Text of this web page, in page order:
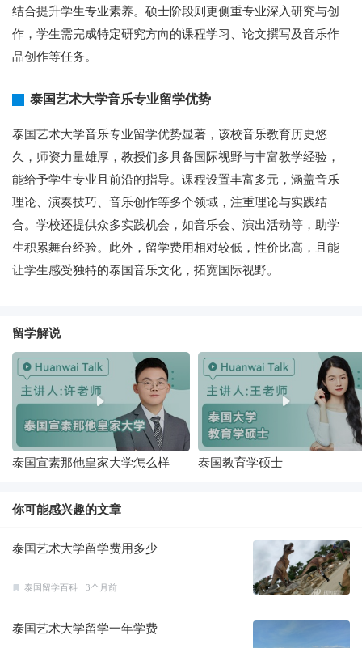
结合提升学生专业素养。硕士阶段则更侧重专业深入研究与创
作，学生需完成特定研究方向的课程学习、论文撰写及音乐作
品创作等任务。
泰国艺术大学音乐专业留学优势
泰国艺术大学音乐专业留学优势显著，该校音乐教育历史悠
久，师资力量雄厚，教授们多具备国际视野与丰富教学经验，
能给予学生专业且前沿的指导。课程设置丰富多元，涵盖音乐
理论、演奏技巧、音乐创作等多个领域，注重理论与实践结
合。学校还提供众多实践机会，如音乐会、演出活动等，助学
生积累舞台经验。此外，留学费用相对较低，性价比高，且能
让学生感受独特的泰国音乐文化，拓宽国际视野。
留学解说
泰国宣素那他皇家大学怎么样 泰国教育学硕士
你可能感兴趣的文章
泰国艺术大学留学费用多少
泰国留学百科 3个月前
泰国艺术大学留学一年学费